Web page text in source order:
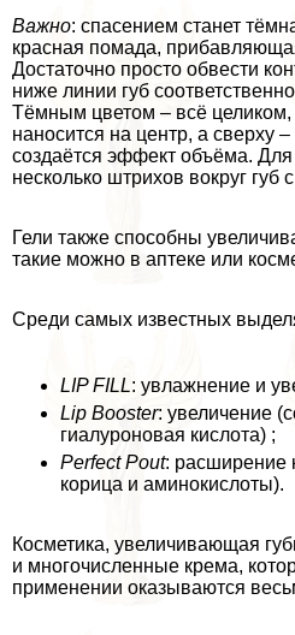
Важно: спасением станет
красная помада,
Достаточно просто обвести
ниже линии губ
Тёмным цветом – всё целиком,
наносится на центр, а сверху
создаётся эффект объёма. Для
несколько штрихов вокруг
Гели также способны
такие можно в аптеке или
Среди самых известных
LIP FILL: увлажнение и
Lip Booster: увеличение
гиалуроновая кислота) ;
Perfect Pout: расширение
корица и аминокислоты).
Косметика, увеличивающая
и многочисленные крема,
применении оказываются